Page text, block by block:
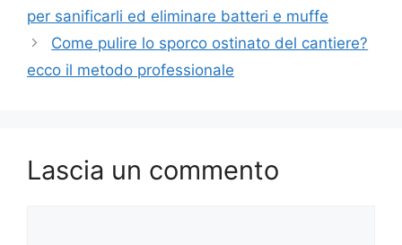
per sanificarli ed eliminare batteri e muffe
Come pulire lo sporco ostinato del cantiere?
ecco il metodo professionale
Lascia un commento